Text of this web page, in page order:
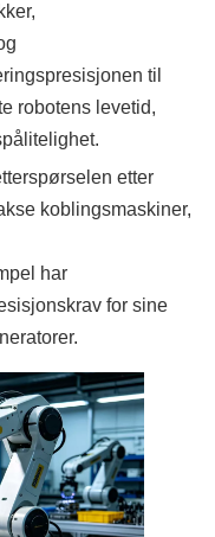
til
robotens levetid,
etter
koblingsmaskiner,
har
for sine